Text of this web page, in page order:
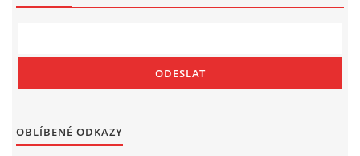
OBLÍBENÉ ODKAZY